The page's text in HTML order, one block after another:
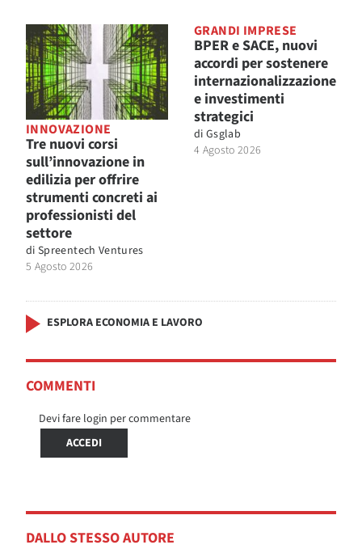
INNOVAZIONE
Tre nuovi corsi
sull’innovazione in
edilizia per offrire
strumenti concreti ai
professionisti del
settore
di Spreentech Ventures
5 Agosto 2026
GRANDI IMPRESE
BPER e SACE, nuovi
accordi per sostenere
internazionalizzazione
e investimenti
strategici
di Gsglab
4 Agosto 2026
ESPLORA ECONOMIA E LAVORO
COMMENTI
Devi fare login per commentare
ACCEDI
DALLO STESSO AUTORE